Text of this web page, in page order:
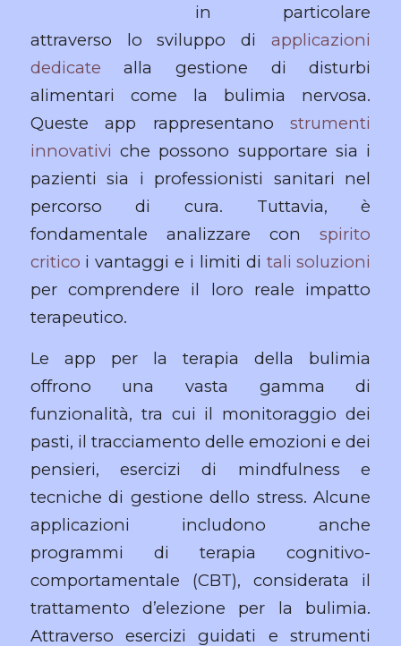
in particolare
attraverso lo sviluppo diapplicazioni
dedicate alla gestione di disturbi
alimentari come la bulimia nervosa.
Queste app rappresentanostrumenti
innovativi che possono supportare sia i
pazienti sia i professionisti sanitari nel
percorso di cura. Tuttavia, è
fondamentale analizzare conspirito
critico i vantaggi e i limiti di tali soluzioni
per comprendere il loro reale impatto
terapeutico.
Le app per la terapia della bulimia
offrono una vasta gamma di
funzionalità, tra cui il monitoraggio dei
pasti, il tracciamento delle emozioni e dei
pensieri, esercizi di mindfulness e
tecniche di gestione dello stress. Alcune
applicazioni includono anche
programmi di terapia cognitivo-
comportamentale (CBT), considerata il
trattamento d’elezione per la bulimia.
Attraverso esercizi guidati e strumenti